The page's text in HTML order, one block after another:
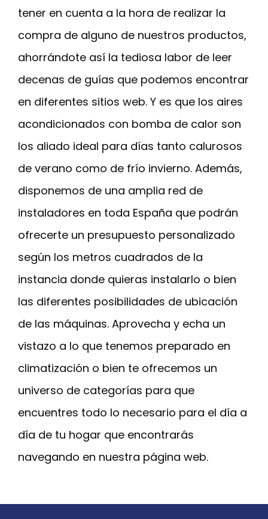
tener en cuenta a la hora de realizar la
compra de alguno de nuestros productos,
ahorrándote así la tediosa labor de leer
decenas de guías que podemos encontrar
en diferentes sitios web. Y es que los aires
acondicionados con bomba de calor son
los aliado ideal para días tanto calurosos
de verano como de frío invierno. Además,
disponemos de una amplia red de
instaladores en toda España que podrán
ofrecerte un presupuesto personalizado
según los metros cuadrados de la
instancia donde quieras instalarlo o bien
las diferentes posibilidades de ubicación
de las máquinas. Aprovecha y echa un
vistazo a lo que tenemos preparado en
climatización o bien te ofrecemos un
universo de categorías para que
encuentres todo lo necesario para el día a
día de tu hogar que encontrarás
navegando en nuestra página web.